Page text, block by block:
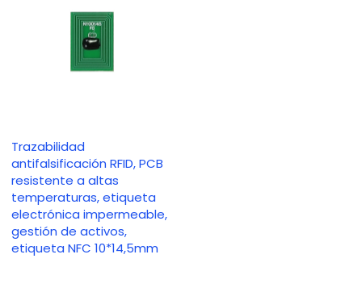
Trazabilidad
antifalsificación RFID, PCB
resistente a altas
temperaturas, etiqueta
electrónica impermeable,
gestión de activos,
etiqueta NFC 10*14,5mm